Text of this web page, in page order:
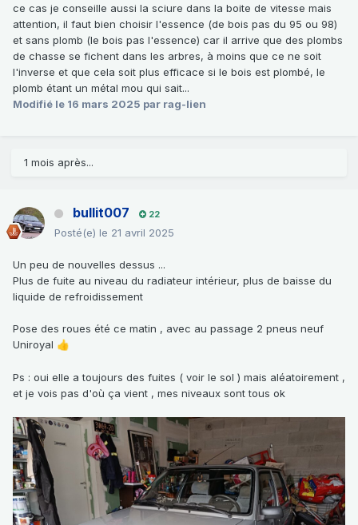
ce cas je conseille aussi la sciure dans la boite de vitesse mais
attention, il faut bien choisir l'essence (de bois pas du 95 ou 98)
et sans plomb (le bois pas l'essence) car il arrive que des plombs
de chasse se fichent dans les arbres, à moins que ce ne soit
l'inverse et que cela soit plus efficace si le bois est plombé, le
plomb étant un métal mou qui sait...
Modifié le 16 mars 2025 par rag-lien
1 mois après...
bullit007 22
Posté(e) le 21 avril 2025
Un peu de nouvelles dessus ...
Plus de fuite au niveau du radiateur intérieur, plus de baisse du
liquide de refroidissement
Pose des roues été ce matin , avec au passage 2 pneus neuf
Uniroyal 👍
Ps : oui elle a toujours des fuites ( voir le sol ) mais aléatoirement ,
et je vois pas d'où ça vient , mes niveaux sont tous ok